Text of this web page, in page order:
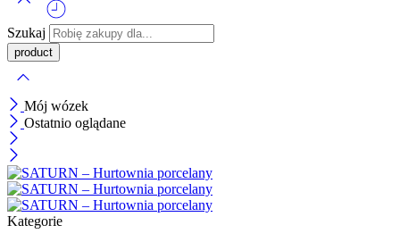
Szukaj
Mój wózek
Ostatnio oglądane
Kategorie